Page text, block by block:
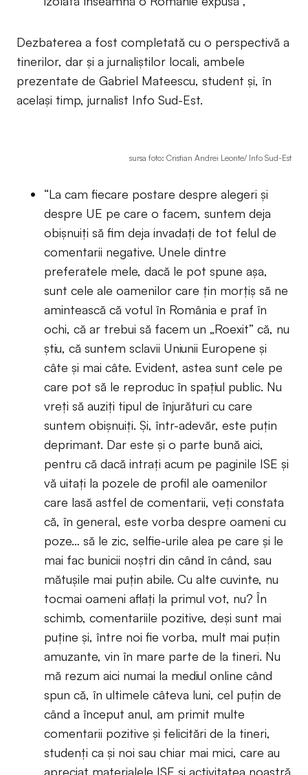
Dezbaterea a fost completată cu o perspectivă a
tinerilor, dar și a jurnaliștilor locali, ambele
prezentate de Gabriel Mateescu, student și, în
același timp, jurnalist Info Sud-Est.
sursa foto: Cristian Andrei Leonte/ Info Sud-Est
“La cam fiecare postare despre alegeri și
despre UE pe care o facem, suntem deja
obișnuiți să fim deja invadați de tot felul de
comentarii negative. Unele dintre
preferatele mele, dacă le pot spune așa,
sunt cele ale oamenilor care țin morțiș să ne
amintească că votul în România e praf în
ochi, că ar trebui să facem un „Roexit” că, nu
știu, că suntem sclavii Uniunii Europene și
câte și mai câte. Evident, astea sunt cele pe
care pot să le reproduc în spațiul public. Nu
vreți să auziți tipul de înjurături cu care
suntem obișnuiți. Și, într-adevăr, este puțin
deprimant. Dar este și o parte bună aici,
pentru că dacă intrați acum pe paginile ISE și
vă uitați la pozele de profil ale oamenilor
care lasă astfel de comentarii, veți constata
că, în general, este vorba despre oameni cu
poze… să le zic, selfie-urile alea pe care și le
mai fac bunicii noștri din când în când, sau
mătușile mai puțin abile. Cu alte cuvinte, nu
tocmai oameni aflați la primul vot, nu? În
schimb, comentariile pozitive, deși sunt mai
puține și, între noi fie vorba, mult mai puțin
amuzante, vin în mare parte de la tineri. Nu
mă rezum aici numai la mediul online când
spun că, în ultimele câteva luni, cel puțin de
când a început anul, am primit multe
comentarii pozitive și felicitări de la tineri,
studenți ca și noi sau chiar mai mici, care au
apreciat materialele ISE și activitatea noastră